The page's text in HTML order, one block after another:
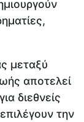
μεταξύ
αποτελεί
διεθνείς
την